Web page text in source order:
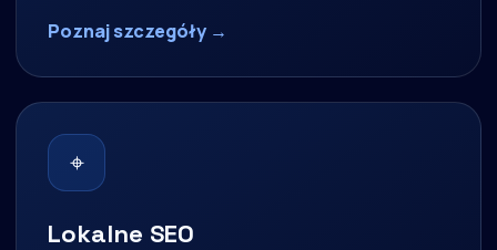
Poznaj szczegóły →
⌖
Lokalne SEO